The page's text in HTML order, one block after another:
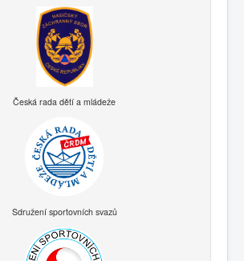
Česká rada dětí a mládeže
Sdružení sportovních svazů